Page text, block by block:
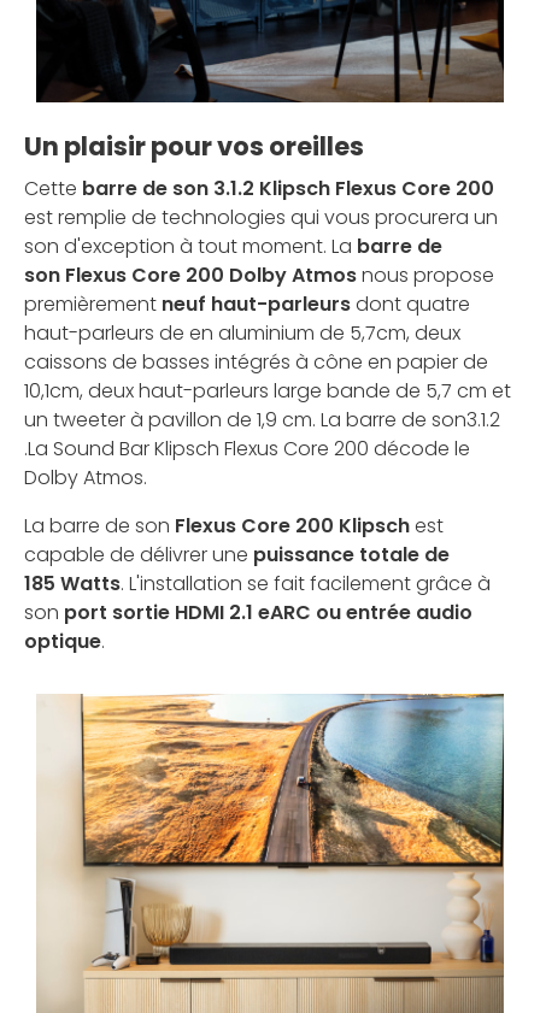
Un plaisir pour vos oreilles
Cette barre de son 3.1.2 Klipsch Flexus Core 200
est remplie de technologies qui vous procurera un
son d'exception à tout moment. La barre de
son Flexus Core 200 Dolby Atmosnous propose
premièrement neuf haut-parleursdont quatre
haut-parleurs de en aluminium de 5,7cm, deux
caissons de basses intégrés à cône en papier de
10,1cm, deux haut-parleurs large bande de 5,7 cm et
un tweeter à pavillon de 1,9 cm. La barre de son3.1.2
.La Sound Bar Klipsch Flexus Core 200 décode le
Dolby Atmos.
La barre de son Flexus Core 200 Klipschest
capable de délivrer une puissance totale de
185 Watts. L'installation se fait facilement grâce à
son port sortie HDMI 2.1 eARC ou entrée audio
optique.